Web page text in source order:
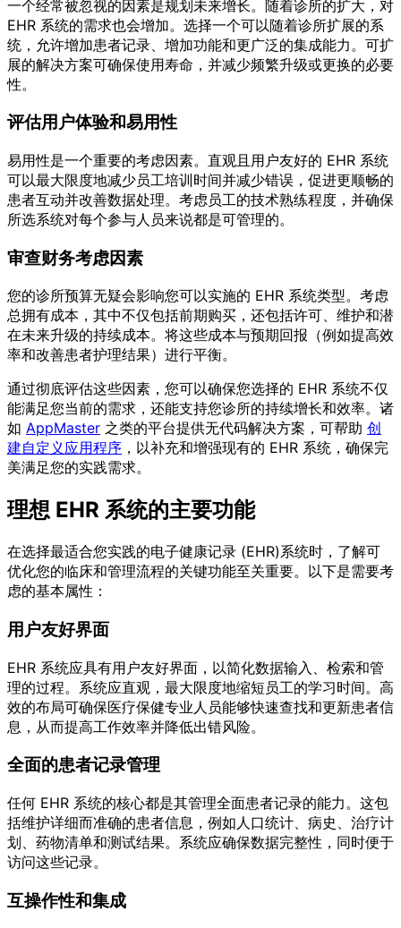
一个经常被忽视的因素是规划未来增长。随着诊所的扩大，对
EHR 系统的需求也会增加。选择一个可以随着诊所扩展的系
统，允许增加患者记录、增加功能和更广泛的集成能力。可扩
展的解决方案可确保使用寿命，并减少频繁升级或更换的必要
性。
评估用户体验和易用性
易用性是一个重要的考虑因素。直观且用户友好的 EHR 系统
可以最大限度地减少员工培训时间并减少错误，促进更顺畅的
患者互动并改善数据处理。考虑员工的技术熟练程度，并确保
所选系统对每个参与人员来说都是可管理的。
审查财务考虑因素
您的诊所预算无疑会影响您可以实施的 EHR 系统类型。考虑
总拥有成本，其中不仅包括前期购买，还包括许可、维护和潜
在未来升级的持续成本。将这些成本与预期回报（例如提高效
率和改善患者护理结果）进行平衡。
通过彻底评估这些因素，您可以确保您选择的 EHR 系统不仅
能满足您当前的需求，还能支持您诊所的持续增长和效率。诸
如 AppMaster 之类的平台提供无代码解决方案，可帮助 创
建自定义应用程序 ，以补充和增强现有的 EHR 系统，确保完
美满足您的实践需求。
理想 EHR 系统的主要功能
在选择最适合您实践的电子健康记录 (EHR)系统时，了解可
优化您的临床和管理流程的关键功能至关重要。以下是需要考
虑的基本属性：
用户友好界面
EHR 系统应具有用户友好界面，以简化数据输入、检索和管
理的过程。系统应直观，最大限度地缩短员工的学习时间。高
效的布局可确保医疗保健专业人员能够快速查找和更新患者信
息，从而提高工作效率并降低出错风险。
全面的患者记录管理
任何 EHR 系统的核心都是其管理全面患者记录的能力。这包
括维护详细而准确的患者信息，例如人口统计、病史、治疗计
划、药物清单和测试结果。系统应确保数据完整性，同时便于
访问这些记录。
互操作性和集成